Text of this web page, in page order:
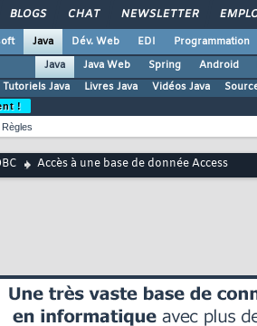
BLOGS CHAT NEWSLETTER
Java Dév. Web EDI Programmation
Java
Java Web Spring Android
Tutoriels Java Livres Java Vidéos Java
!
Règles
Accès à une base de donnée Access